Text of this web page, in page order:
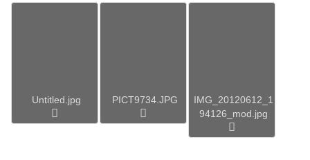
Untitled.jpg PICT9734.JPG
IMG_20120612_1
94126_mod.jpg